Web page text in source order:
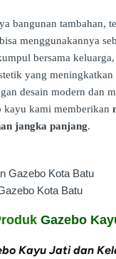
bangunan tambahan,
menggunakannya
bersama
yang
desain modern dan
kayu kami memberikan
jangka panjang.
Kota Batu
Gazebo
Kayu Jati dan